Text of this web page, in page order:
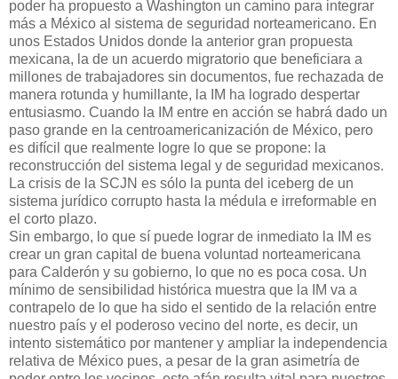
poder ha propuesto a Washington un camino para integrar
más a México al sistema de seguridad norteamericano. En
unos Estados Unidos donde la anterior gran propuesta
mexicana, la de un acuerdo migratorio que beneficiara a
millones de trabajadores sin documentos, fue rechazada de
manera rotunda y humillante, la IM ha logrado despertar
entusiasmo. Cuando la IM entre en acción se habrá dado un
paso grande en la centroamericanización de México, pero
es difícil que realmente logre lo que se propone: la
reconstrucción del sistema legal y de seguridad mexicanos.
La crisis de la SCJN es sólo la punta del iceberg de un
sistema jurídico corrupto hasta la médula e irreformable en
el corto plazo.
Sin embargo, lo que sí puede lograr de inmediato la IM es
crear un gran capital de buena voluntad norteamericana
para Calderón y su gobierno, lo que no es poca cosa. Un
mínimo de sensibilidad histórica muestra que la IM va a
contrapelo de lo que ha sido el sentido de la relación entre
nuestro país y el poderoso vecino del norte, es decir, un
intento sistemático por mantener y ampliar la independencia
relativa de México pues, a pesar de la gran asimetría de